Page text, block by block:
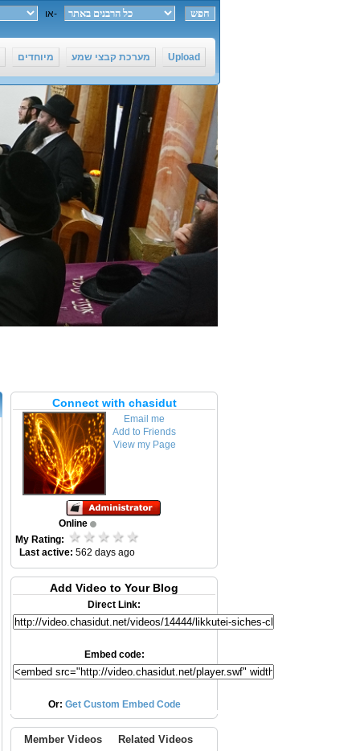
אוחפש ב-
מיוחדים מערכת קבצי שמע Upload
Connect with chasidut
Email me
Add to Friends
View my Page
Online
My Rating:
Last active: 562 days ago
Add Video to Your Blog
Direct Link:
Embed code:
Or: Get Custom Embed Code
Member Videos Related Videos